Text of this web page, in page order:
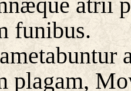
funibus.
plagam,